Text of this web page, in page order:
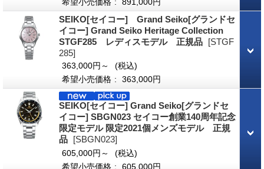
SEIKO[セイコー] Grand Seiko[グランドセ
イコー] Grand Seiko Heritage Collection
STGF285 レディスモデル 正規品 [STGF
285]
363,000円～
(税込)
希望小売価格 : 363,000円
SEIKO[セイコー] Grand Seiko[グランドセ
イコー] SBGN023 セイコー創業140周年記念
限定モデル 限定2021個メンズモデル 正規
品 [SBGN023]
605,000円～
(税込)
希望小売価格 : 605,000円